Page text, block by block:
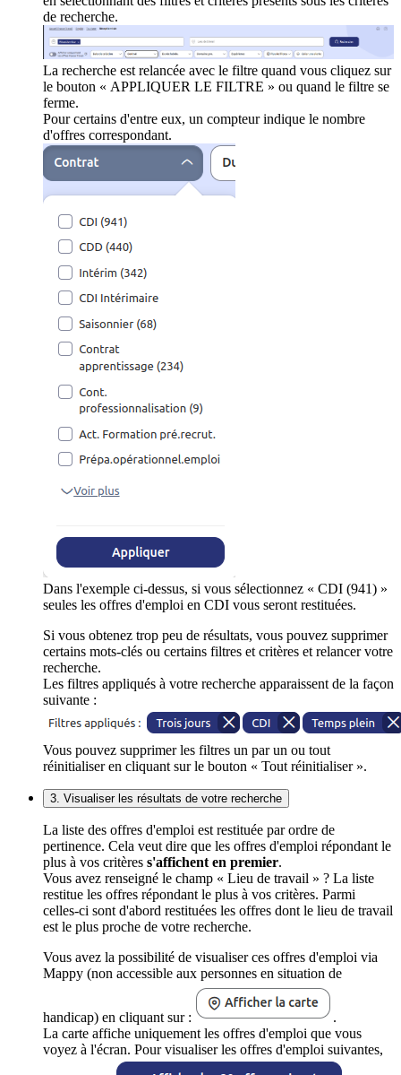
de recherche.
La recherche est relancée avec le filtre quand vous cliquez sur
le bouton « APPLIQUER LE FILTRE » ou quand le filtre se
ferme.
Pour certains d'entre eux, un compteur indique le nombre
d'offres correspondant.
Dans l'exemple ci-dessus, si vous sélectionnez « CDI (941) »
seules les offres d'emploi en CDI vous seront restituées.
Si vous obtenez trop peu de résultats, vous pouvez supprimer
certains mots-clés ou certains filtres et critères et relancer votre
recherche.
Les filtres appliqués à votre recherche apparaissent de la façon
suivante :
Vous pouvez supprimer les filtres un par un ou tout
réinitialiser en cliquant sur le bouton « Tout réinitialiser ».
3. Visualiser les résultats de votre recherche
La liste des offres d'emploi est restituée par ordre de
pertinence. Cela veut dire que les offres d'emploi répondant le
plus à vos critères s'affichent en premier.
Vous avez renseigné le champ « Lieu de travail » ? La liste
restitue les offres répondant le plus à vos critères. Parmi
celles-ci sont d'abord restituées les offres dont le lieu de travail
est le plus proche de votre recherche.
Vous avez la possibilité de visualiser ces offres d'emploi via
Mappy (non accessible aux personnes en situation de
handicap) en cliquant sur :
.
La carte affiche uniquement les offres d'emploi que vous
voyez à l'écran. Pour visualiser les offres d'emploi suivantes,